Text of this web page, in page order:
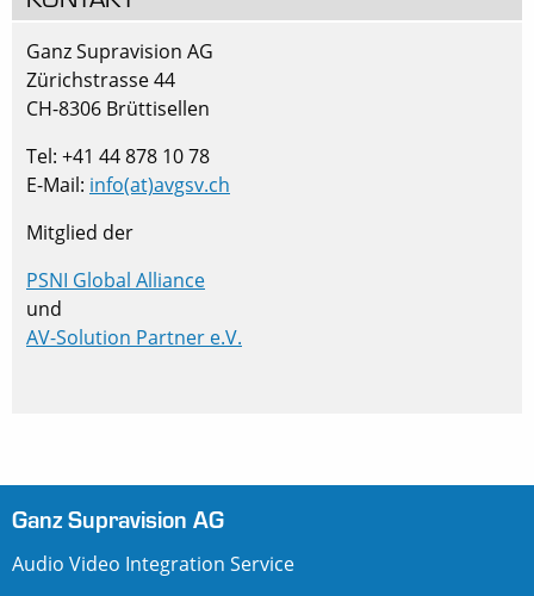
Ganz Supravision AG
Zürichstrasse 44
CH-8306 Brüttisellen
Tel: +41 44 878 10 78
E-Mail: info(at)avgsv.ch
Mitglied der
PSNI Global Alliance
und
AV-Solution Partner e.V.
Ganz Supravision AG
Audio Video Integration Service